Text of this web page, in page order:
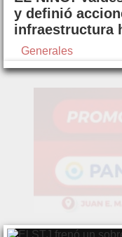
y definió
infraestructura
Generales